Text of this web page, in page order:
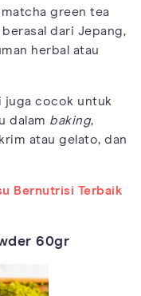
green tea
dari Jepang,
herbal atau
juga cocok untuk
dalam baking,
atau gelato, dan
Bernutrisi Terbaik
60gr